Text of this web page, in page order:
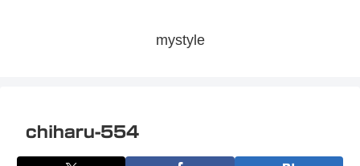
mystyle
chiharu-554